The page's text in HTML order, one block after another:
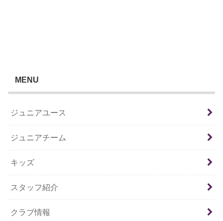
MENU
ジュニアユース
ジュニアチーム
キッズ
スタッフ紹介
クラブ情報